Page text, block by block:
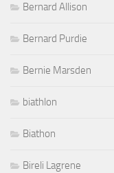
Bernard Allison
Bernard Purdie
Bernie Marsden
biathlon
Biathon
Bireli Lagrene